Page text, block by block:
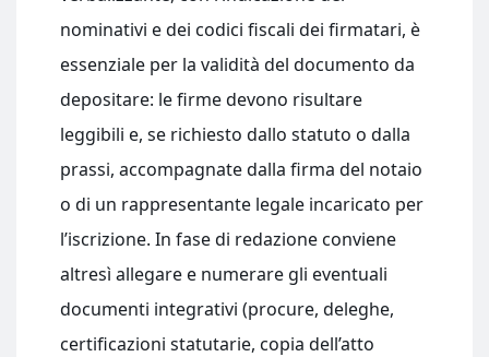
nominativi e dei codici fiscali dei firmatari, è
essenziale per la validità del documento da
depositare: le firme devono risultare
leggibili e, se richiesto dallo statuto o dalla
prassi, accompagnate dalla firma del notaio
o di un rappresentante legale incaricato per
l’iscrizione. In fase di redazione conviene
altresì allegare e numerare gli eventuali
documenti integrativi (procure, deleghe,
certificazioni statutarie, copia dell’atto